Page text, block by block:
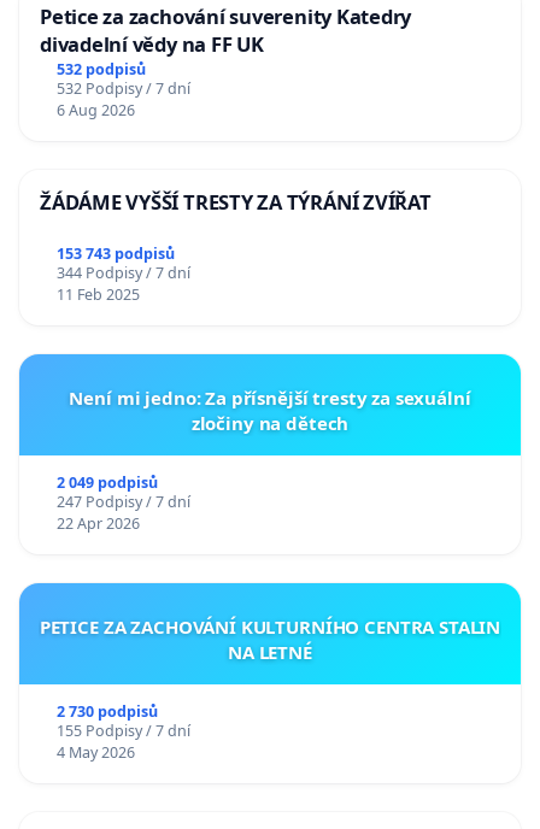
Petice za zachování suverenity Katedry
divadelní vědy na FF UK
532 podpisů
532 Podpisy / 7 dní
6 Aug 2026
ŽÁDÁME VYŠŠÍ TRESTY ZA TÝRÁNÍ ZVÍŘAT
153 743 podpisů
344 Podpisy / 7 dní
11 Feb 2025
Není mi jedno: Za přísnější tresty za sexuální
zločiny na dětech
2 049 podpisů
247 Podpisy / 7 dní
22 Apr 2026
PETICE ZA ZACHOVÁNÍ KULTURNÍHO CENTRA STALIN
NA LETNÉ
2 730 podpisů
155 Podpisy / 7 dní
4 May 2026